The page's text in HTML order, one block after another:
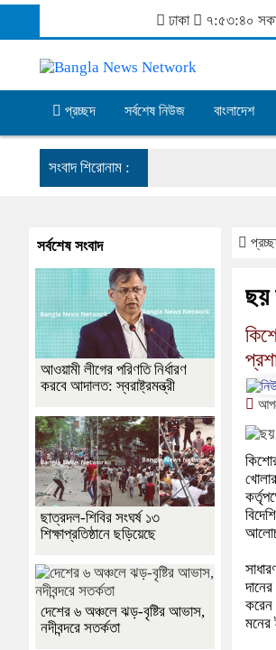
ঢাকা ৭:৫৩:৪০
প্রচ্ছদ সর্বশেষ নিউজ বাংলাদেশ
সংবাদ শিরোনাম :
ছয়
মনের
সর্বশেষ সংবাদ
আওয়ামী লীগের পরিণতি নির্ধারণ
করবে আদালত: স্বরাষ্ট্রমন্ত্রী
ছাত্রদল-শিবির সংঘর্ষ ১৩
শিক্ষাপ্রতিষ্ঠানে ছড়িয়েছে
দেশের ৬ অঞ্চলে ঝড়-বৃষ্টির আভাস,
নদীবন্দরে সতর্কতা